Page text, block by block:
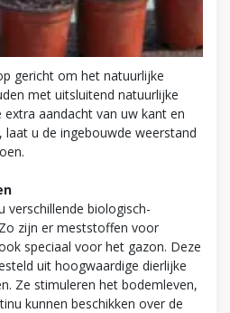
gericht om het natuurlijke
met uitsluitend natuurlijke
aandacht van uw kant en
laat u de ingebouwde weerstand
verschillende biologisch-
zijn er meststoffen voor
speciaal voor het gazon. Deze
uit hoogwaardige dierlijke
Ze stimuleren het bodemleven,
kunnen beschikken over de